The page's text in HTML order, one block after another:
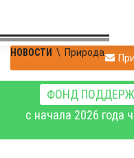
НОВОСТИ \ Природа
ФОНД
с начала 2026 года